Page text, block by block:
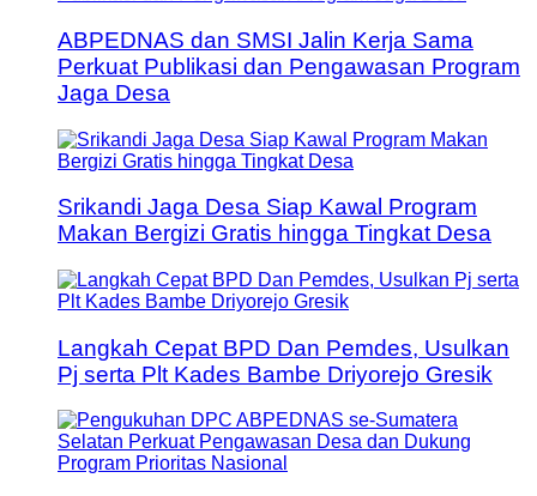
ABPEDNAS dan SMSI Jalin Kerja Sama
Perkuat Publikasi dan Pengawasan Program
Jaga Desa
Srikandi Jaga Desa Siap Kawal Program
Makan Bergizi Gratis hingga Tingkat Desa
Langkah Cepat BPD Dan Pemdes, Usulkan
Pj serta Plt Kades Bambe Driyorejo Gresik